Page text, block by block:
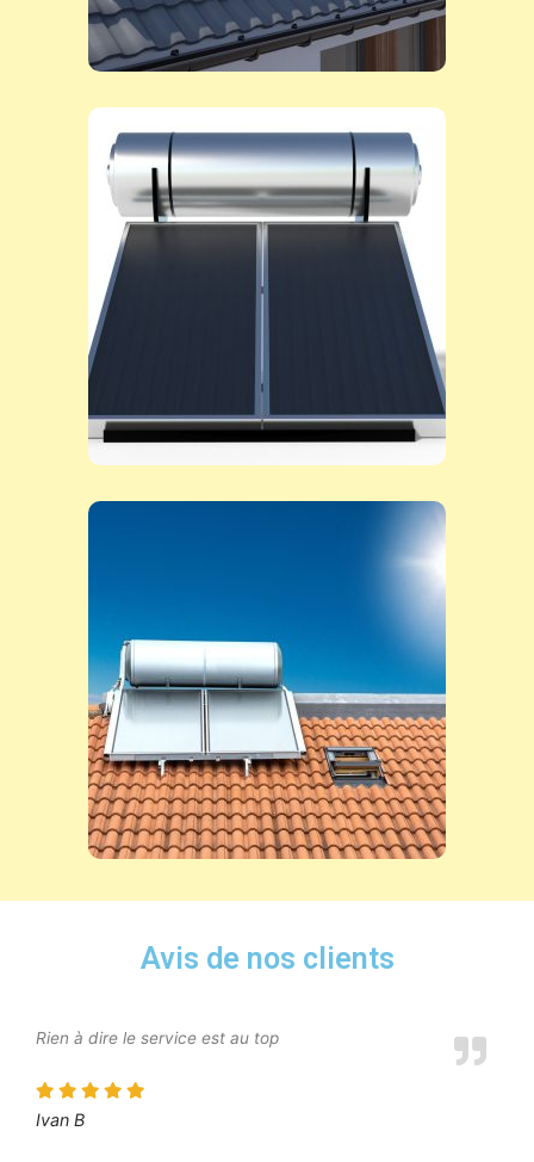
Avis de nos clients
Rien à dire le service est au top
Ivan B